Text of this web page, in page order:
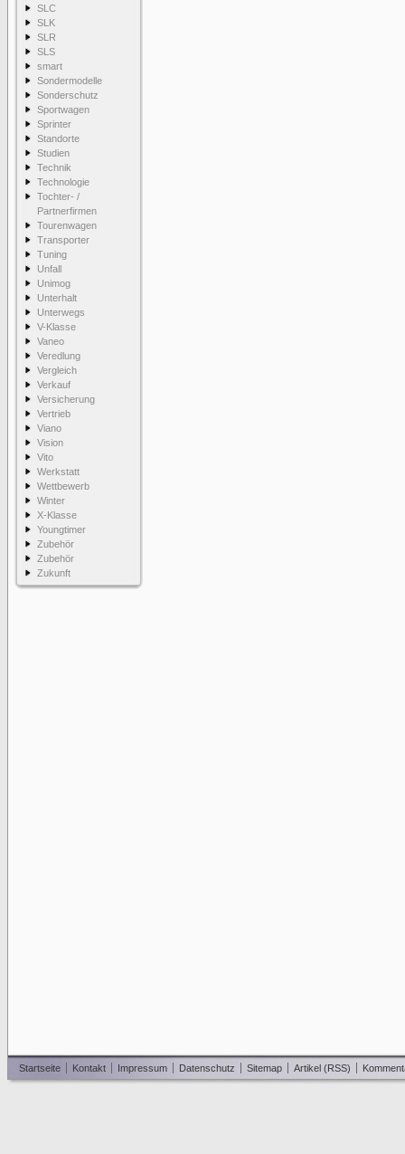
SLC
SLK
SLR
SLS
smart
Sondermodelle
Sonderschutz
Sportwagen
Sprinter
Standorte
Studien
Technik
Technologie
Tochter- /
Partnerfirmen
Tourenwagen
Transporter
Tuning
Unfall
Unimog
Unterhalt
Unterwegs
V-Klasse
Vaneo
Veredlung
Vergleich
Verkauf
Versicherung
Vertrieb
Viano
Vision
Vito
Werkstatt
Wettbewerb
Winter
X-Klasse
Youngtimer
Zubehör
Zubehör
Zukunft
Startseite Kontakt Impressum Datenschutz Sitemap Artikel (RSS)